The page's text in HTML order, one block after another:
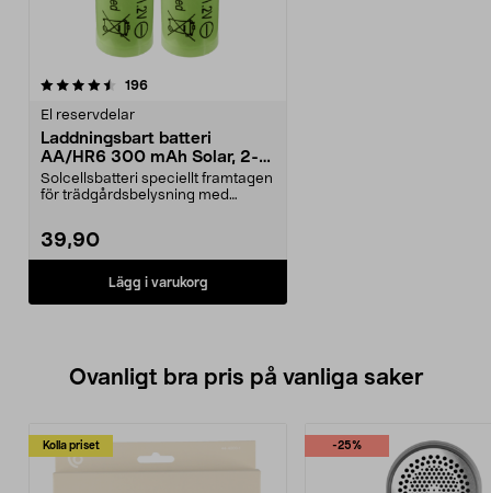
196recensioner
El reservdelar
Laddningsbart batteri
AA/HR6 300 mAh Solar, 2-
pack
Solcellsbatteri speciellt framtagen
för trädgårdsbelysning med
39,90
Lägg i varukorg
Ovanligt bra pris på vanliga saker
Kolla priset -25%